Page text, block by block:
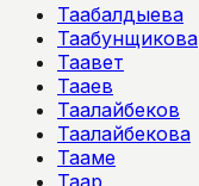
Таабалдыева
Таабунщикова
Таавет
Тааев
Таалайбеков
Таалайбекова
Тааме
Таар